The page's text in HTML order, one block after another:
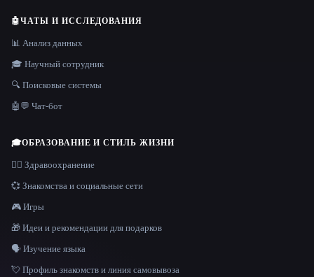
🤖ЧАТЫ И ИССЛЕДОВАНИЯ
📊 Анализ данных
🎓 Научный сотрудник
🔍 Поисковые системы
🤖💬 Чат-бот
🎓ОБРАЗОВАНИЕ И СТИЛЬ ЖИЗНИ
👩‍⚕️ Здравоохранение
💞 Знакомства и социальные сети
🎮 Игры
🎁 Идеи и рекомендации для подарков
🗣️ Изучение языка
💘 Профиль знакомств и линия самовывоза